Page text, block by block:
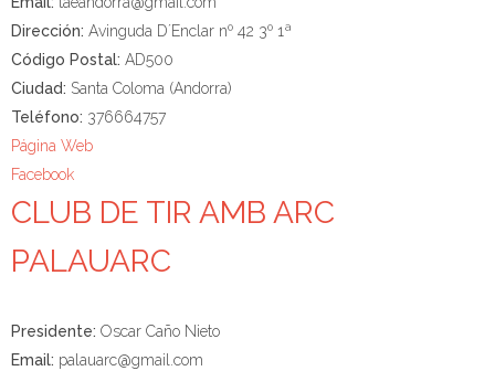
Dirección: Avinguda D´Enclar nº 42 3º 1ª
Código Postal: AD500
Ciudad: Santa Coloma (Andorra)
Teléfono: 376664757
Página Web
Facebook
CLUB DE TIR AMB ARC
PALAUARC
Presidente: Oscar Caño Nieto
Email: palauarc@gmail.com